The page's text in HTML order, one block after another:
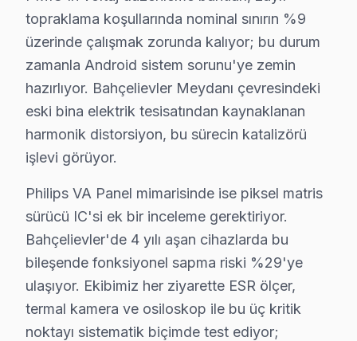
Bahçelievler'de p5 (5. nesil işlemci) chip, ana kart
Bahçelievler'de bu cihaz Yazılım Ortamı
Bahçelievler'de android ekran 11 (2022+ modeller),
Bahçelievler Servisinin Philips Teşhis Protokolü
Bahçelievler'de philips panel gizli servis menüsü:
Bahçelievler'de bu TV Model Ailesi: OLED 806/807
Panel → 3.800 – 10.000 TL
Anakart → 1.000 – 2.800 TL
Güç kartı → 500 – 1.400 TL
LED/backlight → 400 – 1.000 TL
Bahçelievler'de Philips Fidelio hoparlör bağlantısı
Bahçelievler Philips saha ölçüm notu: 365 gün içinde
topraklama koşullarında nominal sınırın %9
üzerinde çalışmak zorunda kalıyor; bu durum
zamanla Android sistem sorunu'ye zemin
hazırlıyor. Bahçelievler Meydanı çevresindeki
eski bina elektrik tesisatından kaynaklanan
harmonik distorsiyon, bu sürecin katalizörü
işlevi görüyor.
Philips VA Panel mimarisinde ise piksel matris
sürücü IC'si ek bir inceleme gerektiriyor.
Bahçelievler'de 4 yılı aşan cihazlarda bu
bileşende fonksiyonel sapma riski %29'ye
ulaşıyor. Ekibimiz her ziyarette ESR ölçer,
termal kamera ve osiloskop ile bu üç kritik
noktayı sistematik biçimde test ediyor;